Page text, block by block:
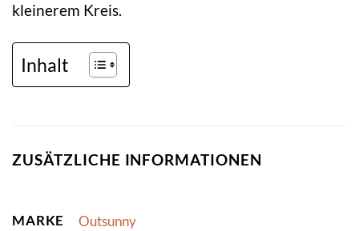
kleinerem Kreis.
Inhalt
ZUSÄTZLICHE INFORMATIONEN
MARKE Outsunny